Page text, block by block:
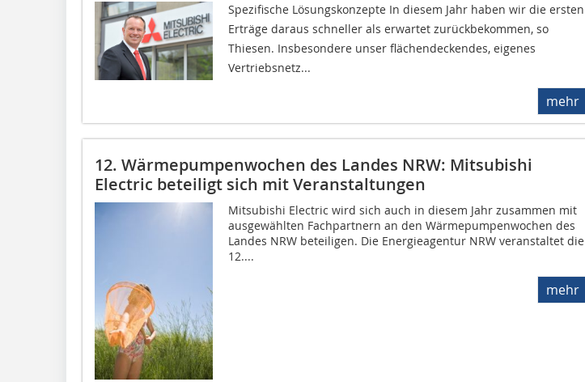
Spezifische Lösungskonzepte In diesem Jahr haben wir die ersten
Erträge daraus schneller als erwartet zurückbekommen, so
Thiesen. Insbesondere unser flächendeckendes, eigenes
Vertriebsnetz...
mehr
12. Wärmepumpenwochen des Landes NRW: Mitsubishi
Electric beteiligt sich mit Veranstaltungen
Mitsubishi Electric wird sich auch in diesem Jahr zusammen mit
ausgewählten Fachpartnern an den Wärmepumpenwochen des
Landes NRW beteiligen. Die Energieagentur NRW veranstaltet die
12....
mehr